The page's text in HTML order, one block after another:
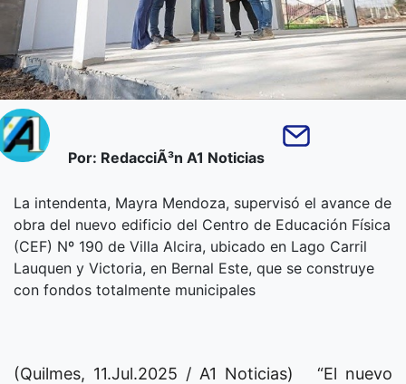
Por: RedacciÃ³n A1 Noticias
La intendenta, Mayra Mendoza, supervisó el avance de
obra del nuevo edificio del Centro de Educación Física
(CEF) Nº 190 de Villa Alcira, ubicado en Lago Carril
Lauquen y Victoria, en Bernal Este, que se construye
con fondos totalmente municipales
(Quilmes, 11.Jul.2025 / A1 Noticias) “El nuevo